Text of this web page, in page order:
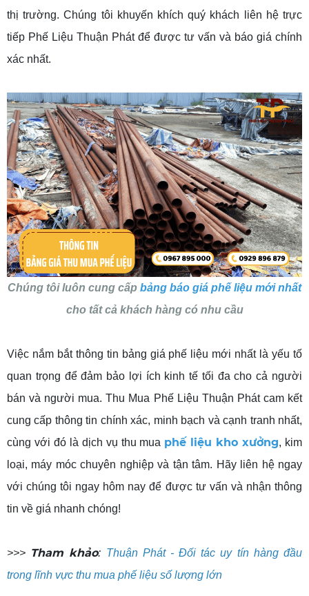
thị trường. Chúng tôi khuyến khích quý khách liên hệ trực
tiếp Phế Liệu Thuận Phát để được tư vấn và báo giá chính
xác nhất.
Chúng tôi luôn cung cấp bảng báo giá phế liệu mới nhất
cho tất cả khách hàng có nhu cầu
Việc nắm bắt thông tin bảng giá phế liệu mới nhất là yếu tố
quan trọng để đảm bảo lợi ích kinh tế tối đa cho cả người
bán và người mua. Thu Mua Phế Liệu Thuận Phát cam kết
cung cấp thông tin chính xác, minh bạch và cạnh tranh nhất,
cùng với đó là dịch vụ thu mua phế liệu kho xưởng, kim
loại, máy móc chuyên nghiệp và tận tâm. Hãy liên hệ ngay
với chúng tôi ngay hôm nay để được tư vấn và nhận thông
tin về giá nhanh chóng!
>>> Tham khảo: Thuận Phát - Đối tác uy tín hàng đầu
trong lĩnh vực thu mua phế liệu số lượng lớn